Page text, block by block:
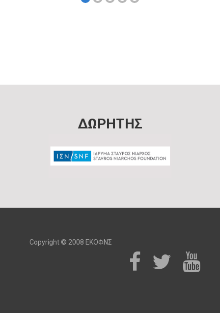
ΔΩΡΗΤΗΣ
Copyright © 2008 ΕΚΟΦΝΣ